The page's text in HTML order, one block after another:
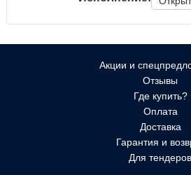
Акции и
Отзывы
Где купить?
Оплата
Доставка
Гарантия и
Для тендеров